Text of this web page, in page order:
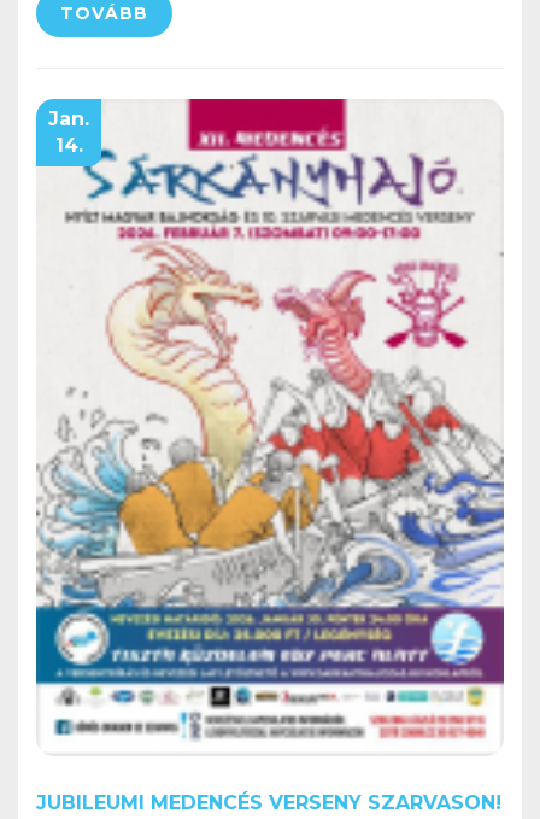
TOVÁBB
Jan.
14.
JUBILEUMI MEDENCÉS VERSENY SZARVASON!